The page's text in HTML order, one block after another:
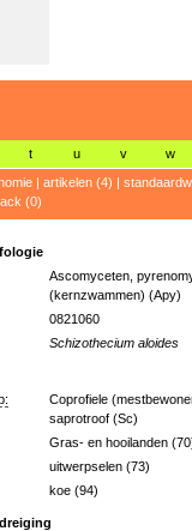
t u v w
| artikelen (4) |
(0)
Ascomyceten,
(kernzwammen) (Apy)
0821060
Schizothecium aloides
Coprofiele
saprotroof (Sc)
Gras- en hooilanden
uitwerpselen (73)
koe (94)